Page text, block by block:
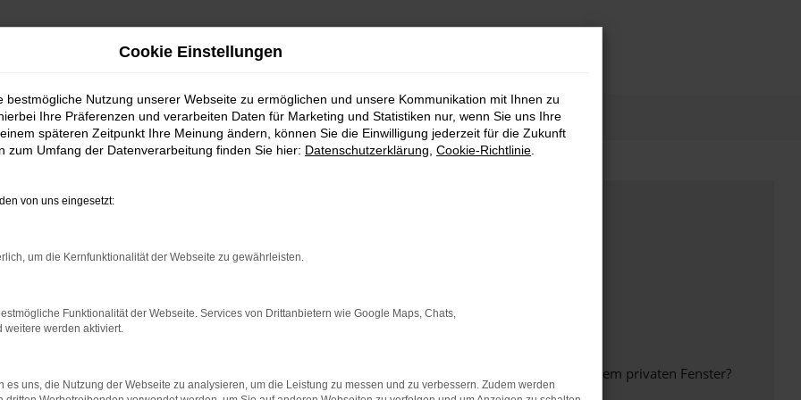
bestimmter Seiten verhindern. Funktioniert die Seite in einem anderen Browser oder in einem privaten Fenster?
Cookie Einstellungen
bestmögliche Nutzung unserer Webseite zu ermöglichen und unsere Kommunikation mit Ihnen zu
Ihre Präferenzen und verarbeiten Daten für Marketing und Statistiken nur, wenn Sie uns Ihre
späteren Zeitpunkt Ihre Meinung ändern, können Sie die Einwilligung jederzeit für die Zukunft
zum Umfang der Datenverarbeitung finden Sie hier: Datenschutzerklärung Cookie-Richtlinie
von uns eingesetzt:
um die Kernfunktionalität der Webseite zu gewährleisten.
Funktionalität der Webseite. Services von Drittanbietern wie Google Maps, Chats,
weitere werden aktiviert.
es uns, die Nutzung der Webseite zu analysieren, um die Leistung zu messen und zu verbessern. Zudem werden